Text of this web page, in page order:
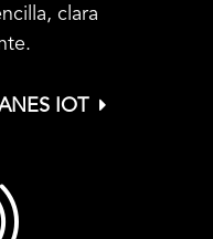
clara
IOT